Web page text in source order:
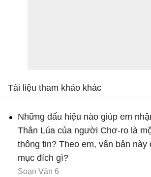
Tài liệu tham khảo khác
Những dấu hiệu nào giúp em
Thân Lúa của người Chơ-ro là
thông tin? Theo em, vấn bản
mục đích gì?
Soạn Văn 6